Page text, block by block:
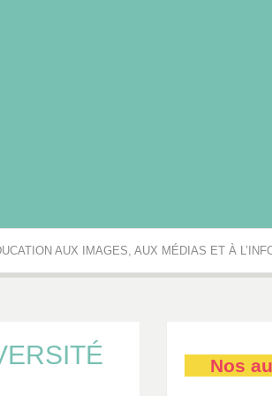
AUX IMAGES, AUX MÉDIAS ET À
Nos